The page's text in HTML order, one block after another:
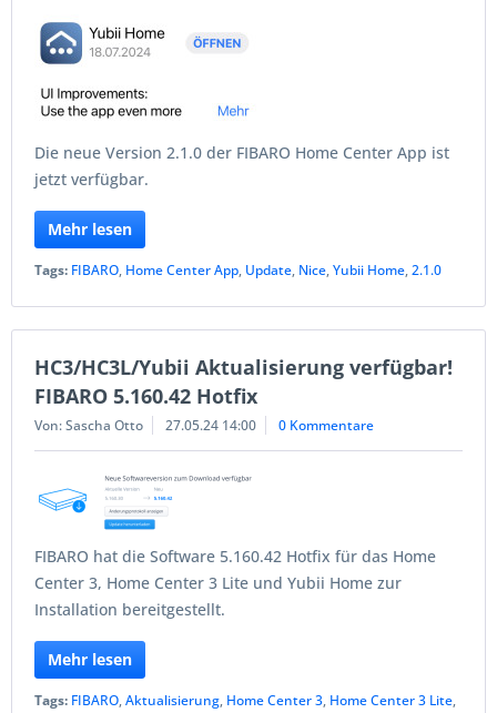
Die neue Version 2.1.0 der FIBARO Home Center App ist
jetzt verfügbar.
Mehr lesen
Tags: FIBARO, Home Center App, Update, Nice,Yubii Home,2.1.0
HC3/HC3L/Yubii Aktualisierung verfügbar!
FIBARO 5.160.42 Hotfix
Von: Sascha Otto 27.05.24 14:00 0 Kommentare
FIBARO hat die Software 5.160.42 Hotfix für das Home
Center 3, Home Center 3 Lite und Yubii Home zur
Installation bereitgestellt.
Mehr lesen
Tags: FIBARO,Aktualisierung, Home Center 3, Home Center 3 Lite,